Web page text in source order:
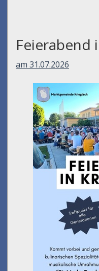
Feierabend
am 31.07.2026